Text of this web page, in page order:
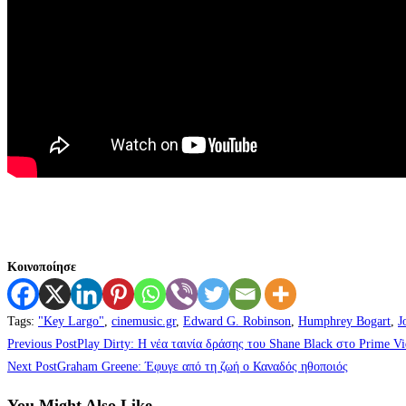
Κοινοποίησε
Tags: "Key Largo", cinemusic.gr, Edward G. Robinson, Humphrey Bogart,
Previous PostPlay Dirty: Η νέα ταινία δράσης του Shane Black στο Prime
Next PostGraham Greene: Έφυγε από τη ζωή ο Καναδός ηθοποιός